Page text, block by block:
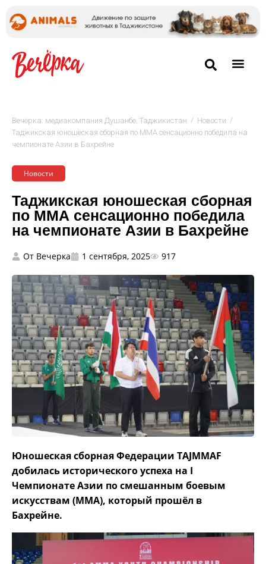
Вечёрка: медиакомпания Душанбе, Таджикистан / Новости /
Таджикская юношеская сборная по ММА сенсационно победила на
чемпионате Азии в Бахрейне
Новости
Таджикская юношеская сборная
по ММА сенсационно победила
на чемпионате Азии в Бахрейне
От Вечерка 1 сентября, 2025 917
Юношеская сборная Федерации TAJMMAF
добилась исторического успеха на I
Чемпионате Азии по смешанным боевым
искусствам (ММА), который прошёл в
Бахрейне.